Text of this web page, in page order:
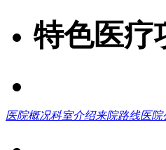
特色医疗
医院概况科室介绍来院路线医院